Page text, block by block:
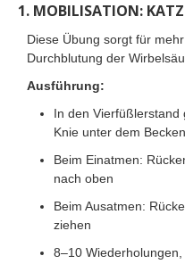
1. MOBILISATION:
Diese Übung sorgt für
Durchblutung der
Ausführung:
In den Vierfüßlerstand
Knie unter dem Becken
Beim Einatmen:
nach oben
Beim Ausatmen:
ziehen
8–10